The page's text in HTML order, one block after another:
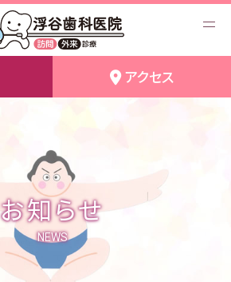
アクセス
お知らせ
NEWS